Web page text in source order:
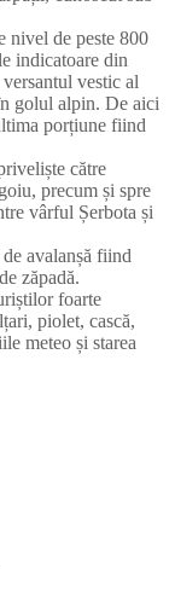
nivel de peste 800
indicatoare din
vestic al
golul alpin. De aici
porțiune fiind
către
precum și spre
vârful Șerbota și
avalanșă fiind
zăpadă.
foarte
piolet, cască,
meteo și starea